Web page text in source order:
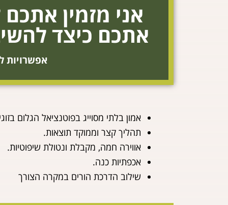
אני מזמין
אתכם כיצד
אפשרויות
אמון בלתי מסוייג בפוטנציאל הגלום
תהליך קצר וממוקד תוצאות.
אווירה חמה, מקבלת ונטולת שיפוטיות.
אכפתיות כנה.
שילוב הדרכת הורים במקרה הצורך